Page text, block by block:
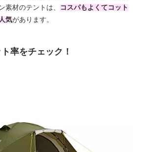
素材のテントは、
コスパもよくてコット
気があります。
率をチェック！